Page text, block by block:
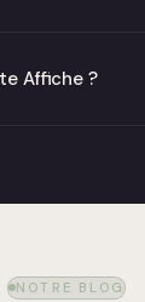
Affiche ?
NOTRE BLOG